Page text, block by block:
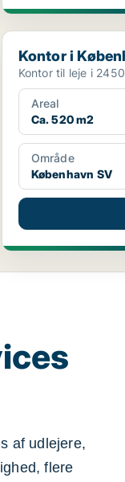
Kontor i København
Kontor i
Kontor til leje i
Areal
Ca. 520 m2
Område
København SV
af udlejere,
flere